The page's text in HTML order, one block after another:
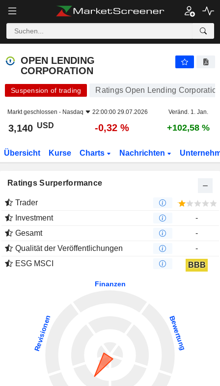
OPEN LENDING
CORPORATION
Suspension of trading Ratings Open Lending
Markt geschlossen - Nasdaq 22:00:00 29.07.2026 Veränd. 1. Jan.
3,140 USD -0,32 % +102,58 %
Übersicht Kurse Charts Nachrichten
Ratings Surperformance
Trader
Investment
-
Gesamt
-
Qualität der Veröffentlichungen
-
ESG MSCI
BBB